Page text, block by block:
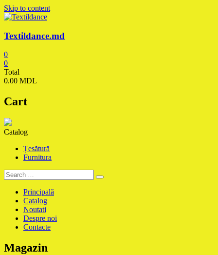
Skip to content
Textildance.md
0
0
Total
0.00 MDL
Cart
Catalog
Țesătură
Furnitura
Principală
Catalog
Noutati
Despre noi
Contacte
Magazin